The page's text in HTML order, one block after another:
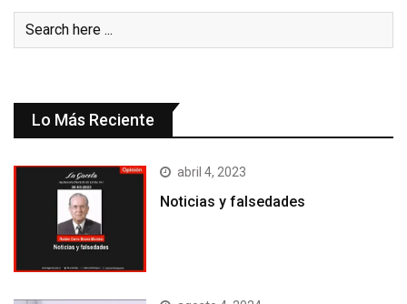
Lo Más Reciente
abril 4, 2023
Noticias y falsedades